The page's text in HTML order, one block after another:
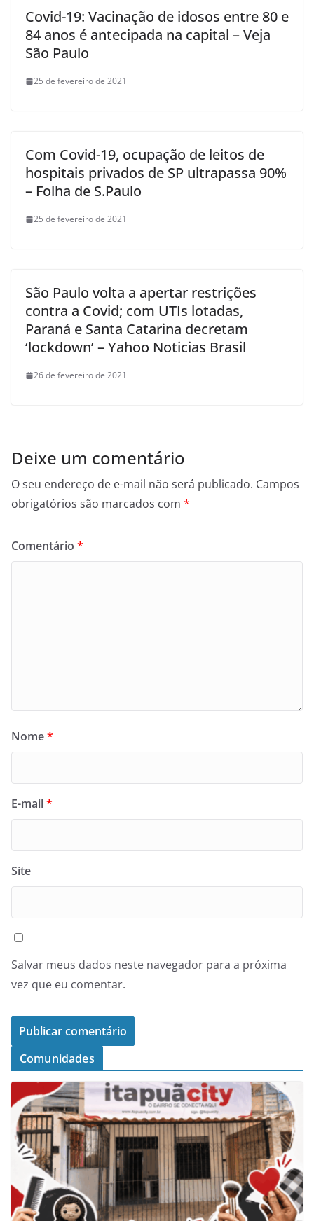
Covid-19: Vacinação de idosos entre 80 e
84 anos é antecipada na capital – Veja
São Paulo
25 de fevereiro de 2021
Com Covid-19, ocupação de leitos de
hospitais privados de SP ultrapassa 90%
– Folha de S.Paulo
25 de fevereiro de 2021
São Paulo volta a apertar restrições
contra a Covid; com UTIs lotadas,
Paraná e Santa Catarina decretam
‘lockdown’ – Yahoo Noticias Brasil
26 de fevereiro de 2021
Deixe um comentário
O seu endereço de e-mail não será publicado. Campos
obrigatórios são marcados com *
Comentário *
Nome*
E-mail*
Site
Salvar meus dados neste navegador para a próxima
vez que eu comentar.
Comunidades